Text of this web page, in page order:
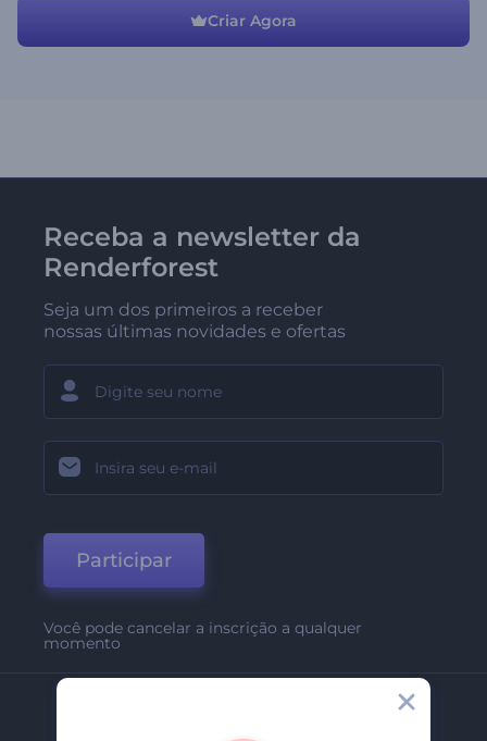
Criar Agora
Receba a newsletter da
Renderforest
Seja um dos primeiros a receber
nossas últimas novidades e ofertas
Participar
Você pode cancelar a inscrição a qualquer
momento